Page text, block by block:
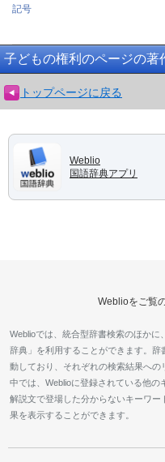
記号
子どもの権利のページの著
トップページに戻る
Weblio
国語辞典アプリ
Weblioをご覧
Weblioでは、統合型辞書検索のほか
辞典」を利用することができます。
動しており、それぞれの検索結果へ
中では、Weblioに登録されている他の
解説文で登場した分からないキーワ
果を表示することができます。